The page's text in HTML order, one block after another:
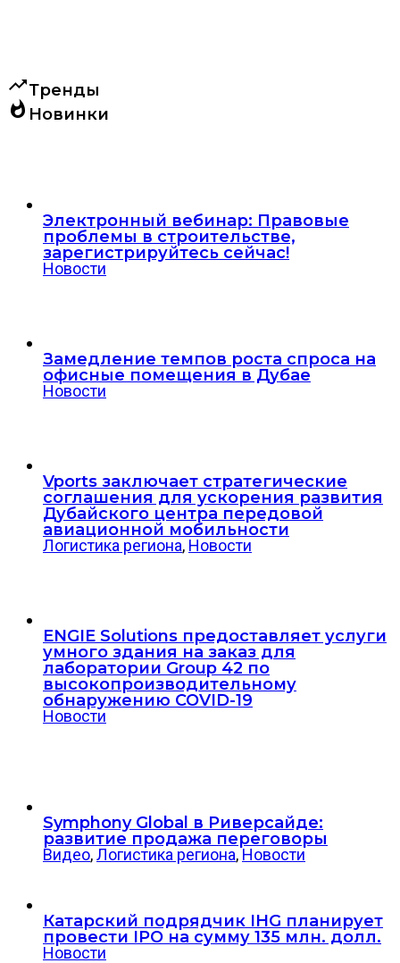
trending_upТренды
whatshot Новинки
Электронный вебинар: Правовые
проблемы в строительстве,
зарегистрируйтесь сейчас!
Новости
Замедление темпов роста спроса на
офисные помещения в Дубае
Новости
Vports заключает стратегические
соглашения для ускорения развития
Дубайского центра передовой
авиационной мобильности
Логистика региона, Новости
ENGIE Solutions предоставляет услуги
умного здания на заказ для
лаборатории Group 42 по
высокопроизводительному
обнаружению COVID-19
Новости
Symphony Global в Риверсайде:
развитие продажа переговоры
Видео,Логистика региона, Новости
Катарский подрядчик IHG планирует
провести IPO на сумму 135 млн. долл.
Новости